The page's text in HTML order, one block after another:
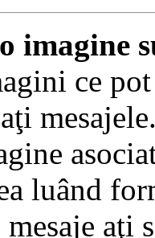
imagine
ce
luând
aţi